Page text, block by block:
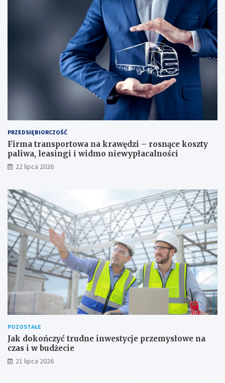
PRZEDSIĘBIORCZOŚĆ
Firma transportowa na krawędzi – rosnące koszty
paliwa, leasingi i widmo niewypłacalności
22 lipca 2026
POZOSTAŁE
Jak dokończyć trudne inwestycje przemysłowe na
czas i w budżecie
21 lipca 2026